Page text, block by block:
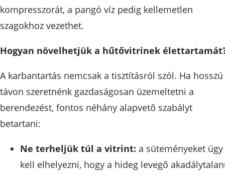
kompresszorát, a pangó víz pedig kellemetlen
szagokhoz vezethet.
Hogyan növelhetjük a hűtővitrinek
A karbantartás nemcsak a tisztításról szól. Ha hosszú
távon szeretnénk gazdaságosan üzemeltetni a
berendezést, fontos néhány alapvető szabályt
betartani:
Ne terheljük túl a vitrint: a süteményeket úgy
kell elhelyezni, hogy a hideg levegő